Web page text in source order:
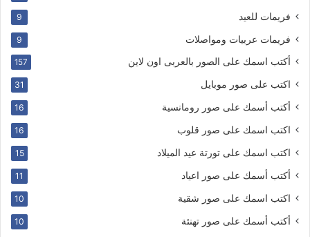
فريمات للعيد 9
فريمات عربيات ومواصلات 9
أكتب اسمك على الصور بالعربى اون لاين 157
اكتب على صور موبايل 31
أكتب أسمك على صور رومانسية 16
اكتب اسمك على صور قلوب 16
اكتب اسمك على تورتة عيد الميلاد 15
أكتب أسمك على صور اعياد 11
اكتب اسمك على صور شقية 10
أكتب أسمك على صور تهنئة 10